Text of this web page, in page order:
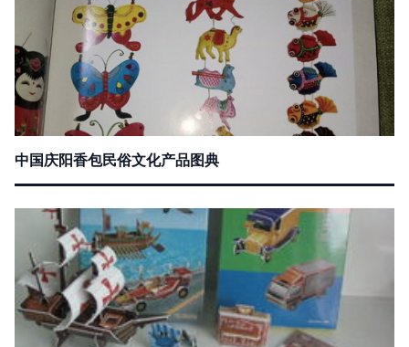
中国庆阳香包民俗文化产品图典